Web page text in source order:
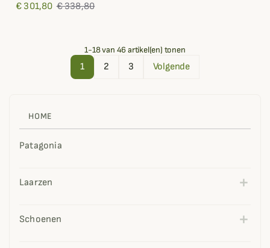
HOME
Patagonia
Laarzen
Schoenen
€ 301,80 € 338,80
1-18 van 46 artikel(en) tonen
1 2 3 Volgende